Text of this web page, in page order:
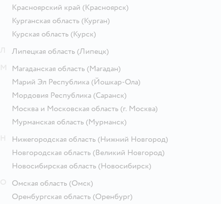
Красноярский край (Красноярск)
Курганская область (Курган)
Курская область (Курск)
Липецкая область (Липецк)
Магаданская область (Магадан)
Марий Эл Республика (Йошкар-Ола)
Мордовия Республика (Саранск)
Москва и Московская область (г. Москва)
Мурманская область (Мурманск)
Нижегородская область (Нижний Новгород)
Новгородская область (Великий Новгород)
Новосибирская область (Новосибирск)
Омская область (Омск)
Оренбургская область (Оренбург)